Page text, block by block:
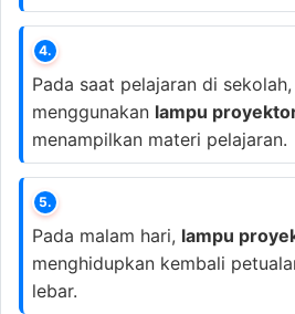
4.
Pada saat pelajaran di
menggunakan lampu
menampilkan materi pelajaran.
5.
Pada malam hari, lampu
menghidupkan kembali
lebar.